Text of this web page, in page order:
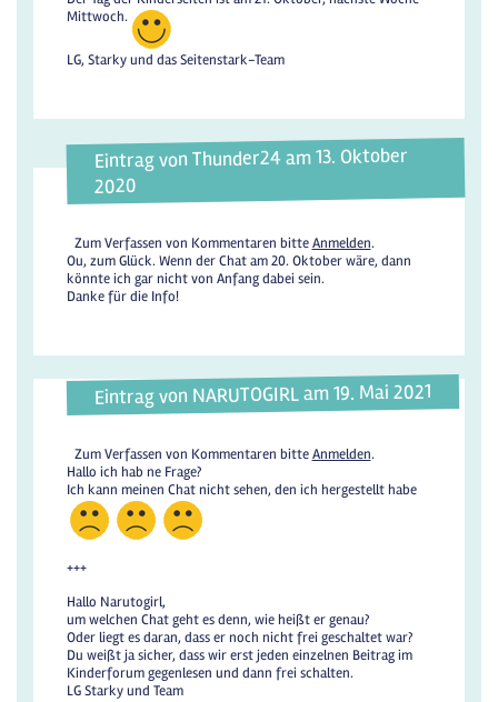
Mittwoch.
LG, Starky und das Seitenstark-Team
Eintrag von Thunder24 am 13. Oktober
2020
Zum Verfassen von Kommentaren bitteAnmelden.
Ou, zum Glück. Wenn der Chat am 20. Oktober wäre, dann
könnte ich gar nicht von Anfang dabei sein.
Danke für die Info!
Eintrag von NARUTOGIRL am 19. Mai 2021
Zum Verfassen von Kommentaren bitteAnmelden.
Hallo ich hab ne Frage?
Ich kann meinen Chat nicht sehen, den ich hergestellt habe
+++
Hallo Narutogirl,
um welchen Chat geht es denn, wie heißt er genau?
Oder liegt es daran, dass er noch nicht frei geschaltet war?
Du weißt ja sicher, dass wir erst jeden einzelnen Beitrag im
Kinderforum gegenlesen und dann frei schalten.
LG Starky und Team